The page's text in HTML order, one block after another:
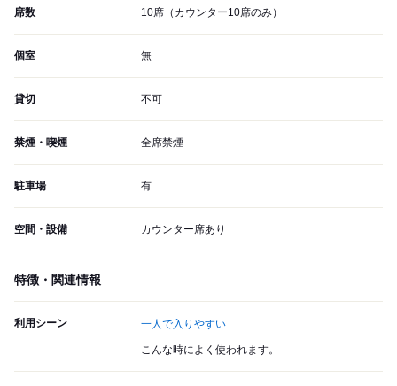
席数 10席（カウンター10席のみ）
個室 無
貸切 不可
禁煙・喫煙 全席禁煙
駐車場 有
空間・設備 カウンター席あり
特徴・関連情報
利用シーン 一人で入りやすい
こんな時によく使われます。